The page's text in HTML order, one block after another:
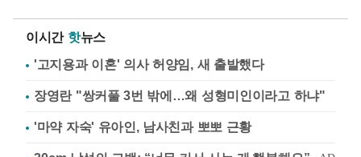
이시간 핫뉴스
'고지용과 이혼' 의사 허양임, 새 출발했다
장영란 "쌍커풀 3번 밖에…왜 성형미인이라고 하냐"
'마약 자숙' 유아인, 남사친과 뽀뽀 근황